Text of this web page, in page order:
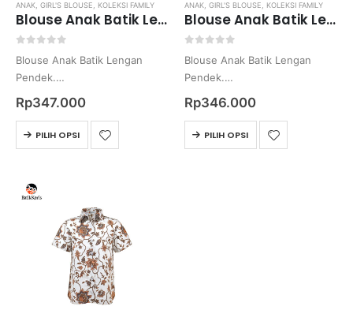
ANAK GIRL'S BLOUSE KOLEKSI FAMILY
Blouse Anak Batik Lengan Pendek Motif Keris Lung Rahajeng
Blouse Anak Batik Lengan
Pendek.
Batik Printing.
Bahan Katun Primisima.
Harga belum termasuk ongkos
kirim
pastikan kembali, karena
apabila kekecilan / kebesaran
tidak dapat…
Rp347.000
PILIH OPSI
ANAK GIRL'S BLOUSE KOLEKSI FAMILY
Blouse Anak Batik Lengan Pendek Motif Keris Kusumo Arum
Blouse Anak Batik Lengan
Pendek.
Batik Printing.
Bahan Katun Primisima.
Harga belum termasuk ongkos
kirim
Rp346.000
PILIH OPSI